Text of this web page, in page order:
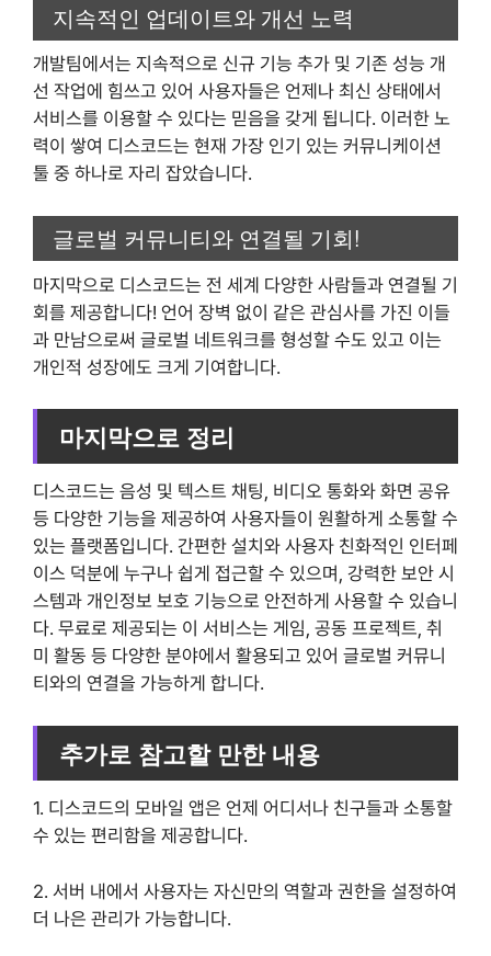
지속적인 업데이트와 개선 노력
개발팀에서는 지속적으로 신규 기능 추가 및 기존 성능 개
선 작업에 힘쓰고 있어 사용자들은 언제나 최신 상태에서
서비스를 이용할 수 있다는 믿음을 갖게 됩니다. 이러한 노
력이 쌓여 디스코드는 현재 가장 인기 있는 커뮤니케이션
툴 중 하나로 자리 잡았습니다.
글로벌 커뮤니티와 연결될 기회!
마지막으로 디스코드는 전 세계 다양한 사람들과 연결될 기
회를 제공합니다! 언어 장벽 없이 같은 관심사를 가진 이들
과 만남으로써 글로벌 네트워크를 형성할 수도 있고 이는
개인적 성장에도 크게 기여합니다.
마지막으로 정리
디스코드는 음성 및 텍스트 채팅, 비디오 통화와 화면 공유
등 다양한 기능을 제공하여 사용자들이 원활하게 소통할 수
있는 플랫폼입니다. 간편한 설치와 사용자 친화적인 인터페
이스 덕분에 누구나 쉽게 접근할 수 있으며, 강력한 보안 시
스템과 개인정보 보호 기능으로 안전하게 사용할 수 있습니
다. 무료로 제공되는 이 서비스는 게임, 공동 프로젝트, 취
미 활동 등 다양한 분야에서 활용되고 있어 글로벌 커뮤니
티와의 연결을 가능하게 합니다.
추가로 참고할 만한 내용
1. 디스코드의 모바일 앱은 언제 어디서나 친구들과 소통할
수 있는 편리함을 제공합니다.
2. 서버 내에서 사용자는 자신만의 역할과 권한을 설정하여
더 나은 관리가 가능합니다.